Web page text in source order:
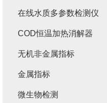
在线水质多参数检测仪
COD恒温加热消解器
无机非金属指标
金属指标
微生物检测